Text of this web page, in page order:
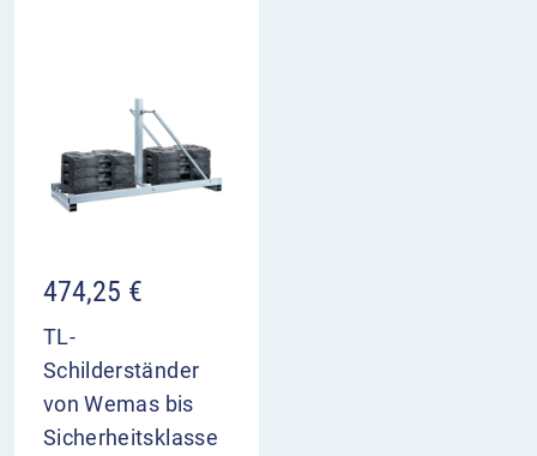
474,25 €
TL-
Schilderständer
von Wemas bis
Sicherheitsklasse